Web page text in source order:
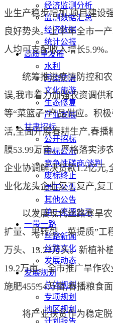
经济监测分析
监测数据汇总
经济数据
统计公报
高质量发展
水利
污染防治
文化旅游
生态修复
产业发展
甘肃招标
公开招标
中标公示
竞争性磋商/谈判
废标终止
更正公告
其他公告
单一来源公示
一带一路
丝路新闻
丝路文化
发展动态
发展规划
总体规划
专项规划
地区规划
计划报告
业生产稳步增加,项目建设
良好势头。上半年全市一
人均可支配收入增长5.9%。
统筹推进疫情防控和农
误,我市着力加强农资调供
等“菜篮子”产品供应。积
活,全面开展春耕生产,春播
膜53.99万亩。严格落实涉
企业协调解决贷款1.2亿元,
业化龙头企业复工复产,复工
以发展现代丝路寒旱农
扩量、果转型、菜提质”工
万头、13.22万头。新植补
19.2万亩。全市推广旱作
施肥455.54万亩,春播粮食面
将产业扶贫作为稳定脱